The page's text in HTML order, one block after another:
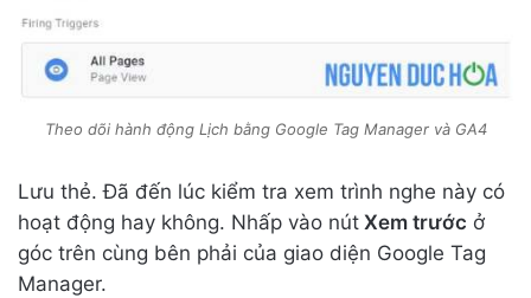
Theo dõi hành động Lịch bằng Google Tag Manager và GA4
Lưu thẻ. Đã đến lúc kiểm tra xem trình nghe này có
hoạt động hay không. Nhấp vào nút Xem trước ở
góc trên cùng bên phải của giao diện Google Tag
Manager.